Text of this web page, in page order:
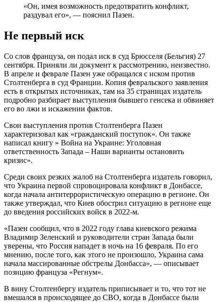
«Он, имея возможность предотвратить конфликт,
раздувал его», — пояснил Пазен.
Не первый иск
Со слов француза, он подал иск в суд Брюсселя (Бельгия) 27
сентября. Приняли ли документ к рассмотрению, неизвестно.
В апреле и феврале Пазен уже обращался с иском против
Столтенберга в суд Франции. Копия февральского заявления
есть в открытых источниках, там на 35 страницах издатель
подробно разбирает выступления бывшего генсека и обвиняет
его во лжи и искажении фактов.
Свои выступления против Столтенберга Пазен
характеризовал как «гражданский поступок». Он также
написал книгу » Война на Украине: Уголовная
ответственность Запада – Наши варианты остановить
кризис».
Среди своих резких жалоб на Столтенберга издатель говорил,
что Украина первой спровоцировала конфликт в Донбассе,
когда начала антитеррористическую операцию в регионе. Он
также утверждал, что Киев обострил ситуацию в регионе еще
до введения российских войск в 2022-м.
«Пазен сообщил, что в 2022 году глава киевского режима
Владимир Зеленский и руководители стран Запада были
уверены, что Россия нападет в ночь на 16 февраля. По его
мнению, после того, как этого не произошло, Украина сама
начала массированные обстрелы Донбасса», — описывает
позицию француза «Регнум».
В вину Столтенбергу издатель приписывает и то, что тот не
вмешался в происходящее до СВО, когда в Донбассе были